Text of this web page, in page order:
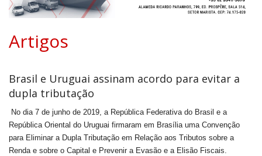
Contato / cotações
Clientes
Artigos
Brasil e Uruguai assinam acordo para evitar a
dupla tributação
No dia 7 de junho de 2019, a República Federativa do Brasil e a
República Oriental do Uruguai firmaram em Brasília uma Convenção
para Eliminar a Dupla Tributação em Relação aos Tributos sobre a
Renda e sobre o Capital e Prevenir a Evasão e a Elisão Fiscais.